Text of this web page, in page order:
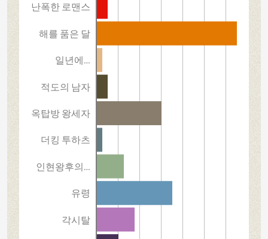
난폭한 로맨스
해를 품은 달
일년에…
적도의 남자
옥탑방 왕세자
더킹 투하츠
인현왕후의…
유령
각시탈